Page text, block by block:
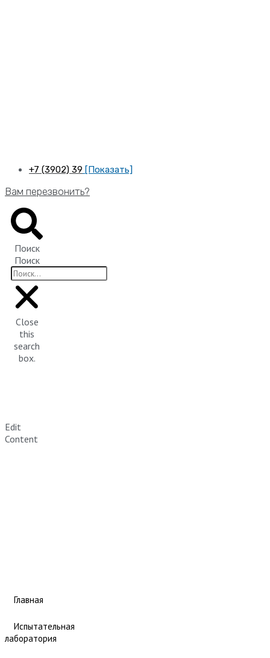
+7 (3902) 39 [Показать]
Вам перезвонить?
Поиск
Поиск
Close
this
search
box.
Edit
Content
Главная
Испытательная
лаборатория